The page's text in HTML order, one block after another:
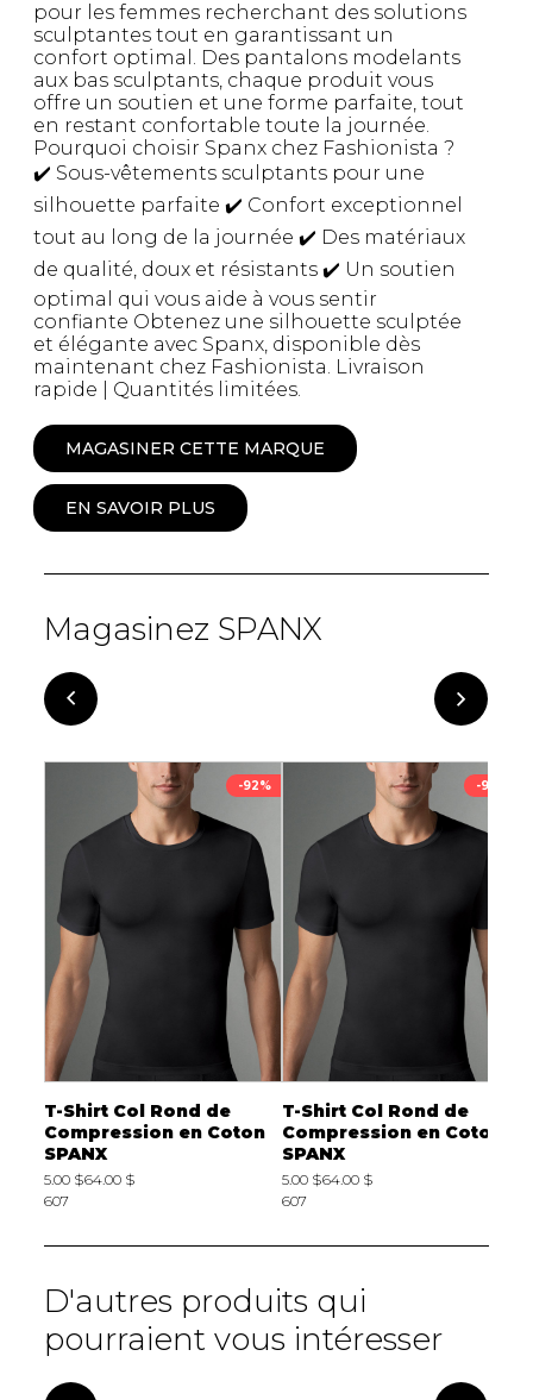
pour les femmes recherchant des solutions
sculptantes tout en garantissant un
confort optimal. Des pantalons modelants
aux bas sculptants, chaque produit vous
offre un soutien et une forme parfaite, tout
en restant confortable toute la journée.
Pourquoi choisir Spanx chez Fashionista ?
✔️ Sous-vêtements sculptants pour une
silhouette parfaite ✔️ Confort exceptionnel
tout au long de la journée ✔️ Des matériaux
de qualité, doux et résistants ✔️ Un soutien
optimal qui vous aide à vous sentir
confiante Obtenez une silhouette sculptée
et élégante avec Spanx, disponible dès
maintenant chez Fashionista. Livraison
rapide | Quantités limitées.
MAGASINER CETTE MARQUE
EN SAVOIR PLUS
Magasinez SPANX
-92%
T-Shirt Col Rond de
Compression en Coton
SPANX
5.00 $64.00 $
607
-92%
T-Shirt Col Rond de
Compression en Coton
SPANX
5.00 $64.00 $
607
D'autres produits qui
pourraient vous intéresser